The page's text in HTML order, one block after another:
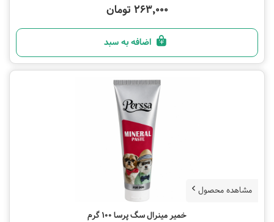
263,000 تومان
اضافه به سبد
مشاهده محصول
خمیر مینرال سگ پرسا 100 گرم